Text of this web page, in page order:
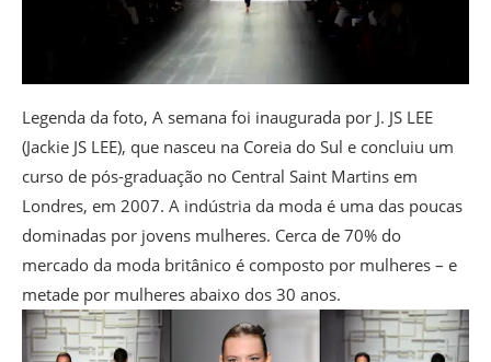
Legenda da foto, A semana foi inaugurada por J. JS LEE
(Jackie JS LEE), que nasceu na Coreia do Sul e concluiu um
curso de pós-graduação no Central Saint Martins em
Londres, em 2007. A indústria da moda é uma das poucas
dominadas por jovens mulheres. Cerca de 70% do
mercado da moda britânico é composto por mulheres – e
metade por mulheres abaixo dos 30 anos.